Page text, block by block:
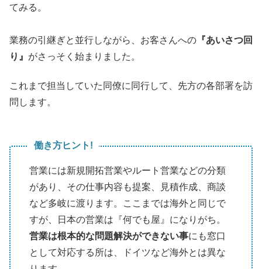
てみる。
業務の引継ぎと並行しながら、お客さんへの 『あいさつ回
り』 がさっそく始まりました。
これまで担当していた同僚に同行して、先方の各部署を訪
問します。
働き方ヒント!
営業には新規開拓営業やルート営業などの分類
があり、その仕事内容も提案、見積作成、商談
など多岐に渡ります。ここまでは海外と同じで
すが、日本の営業は『何でも屋』になりがち。
営業は根本的な問題解決ができない事にも窓口
として対応する所は、ドイツなど海外とは異な